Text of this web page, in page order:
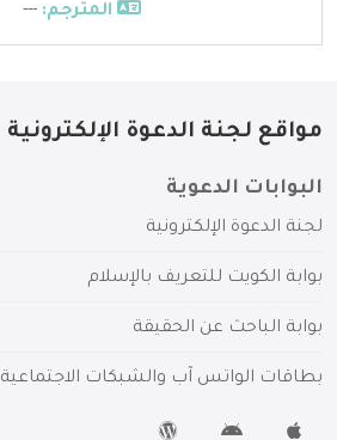
المترجم: ---
مواقع لجنة الدعوة الإلكترونية
البوابات الدعوية
لجنة الدعوة الإلكترونية
بوابة الكويت للتعريف بالإسلام
بوابة الباحث عن الحقيقة
بطاقات الواتس آب والشبكات الاجتماعية